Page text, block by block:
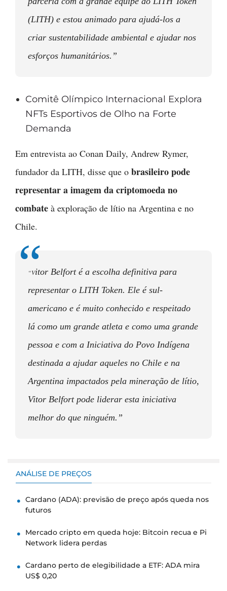
(LITH) e estou animado para ajudá-los a
criar sustentabilidade ambiental e ajudar nos
esforços humanitários.”
Comitê Olímpico Internacional Explora
NFTs Esportivos de Olho na Forte
Demanda
Em entrevista ao Conan Daily, Andrew Rymer,
fundador da LITH, disse que o brasileiro pode
representar a imagem da criptomoeda no
combate à exploração de lítio na Argentina e no
Chile.
“Vitor Belfort é a escolha definitiva para
representar o LITH Token. Ele é sul-
americano e é muito conhecido e respeitado
lá como um grande atleta e como uma grande
pessoa e com a Iniciativa do Povo Indígena
destinada a ajudar aqueles no Chile e na
Argentina impactados pela mineração de lítio,
Vitor Belfort pode liderar esta iniciativa
melhor do que ninguém.”
ANÁLISE DE PREÇOS
Cardano (ADA): previsão de preço após queda nos
futuros
Mercado cripto em queda hoje: Bitcoin recua e Pi
Network lidera perdas
Cardano perto de elegibilidade a ETF: ADA mira
US$ 0,20